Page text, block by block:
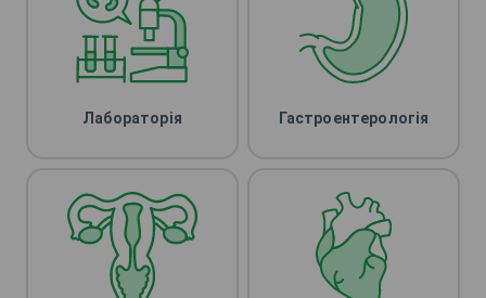
Лабораторія Гастроентерологія